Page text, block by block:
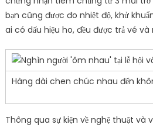
bạn cũng được đo nhiệt độ, khử
ai có dấu hiệu ho, đều được trả vé và
Hàng dài chen chúc nhau đến
Thông qua sự kiện về nghệ thuật và